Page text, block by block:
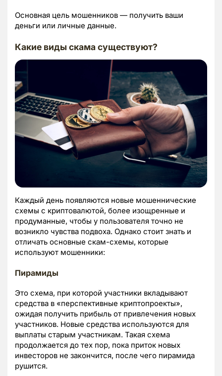
Основная цель мошенников — получить ваши
деньги или личные данные.
Какие виды скама существуют?
Каждый день появляются новые мошеннические
схемы с криптовалютой, более изощренные и
продуманные, чтобы у пользователя точно не
возникло чувства подвоха. Однако стоит знать и
отличать основные скам-схемы, которые
используют мошенники:
Пирамиды
Это схема, при которой участники вкладывают
средства в «перспективные криптопроекты»,
ожидая получить прибыль от привлечения новых
участников. Новые средства используются для
выплаты старым участникам. Такая схема
продолжается до тех пор, пока приток новых
инвесторов не закончится, после чего пирамида
рушится.